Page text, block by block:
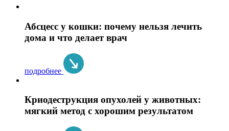
Абсцесс у кошки: почему нельзя лечить
дома и что делает врач
подробнее
Криодеструкция опухолей у животных:
мягкий метод с хорошим результатом